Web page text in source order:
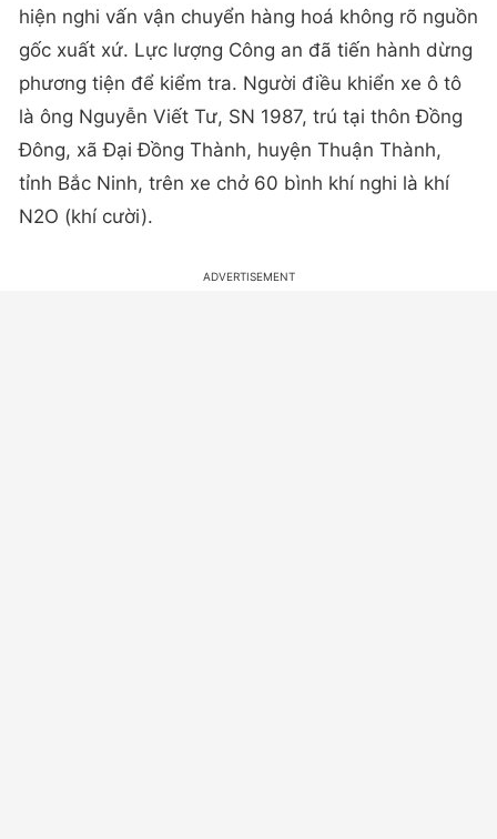
hiện nghi vấn vận chuyển hàng hoá không rõ nguồn
gốc xuất xứ. Lực lượng Công an đã tiến hành dừng
phương tiện để kiểm tra. Người điều khiển xe ô tô
là ông Nguyễn Viết Tư, SN 1987, trú tại thôn Đồng
Đông, xã Đại Đồng Thành, huyện Thuận Thành,
tỉnh Bắc Ninh, trên xe chở 60 bình khí nghi là khí
N2O (khí cười).